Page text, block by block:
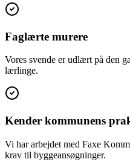
Faglærte murere
Vores svende er udlært på den
lærlinge.
Kender kommunens
Vi har arbejdet med Faxe
krav til byggeansøgninger.